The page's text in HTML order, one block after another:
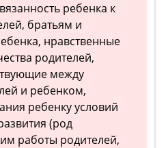
ребенка к
братьям и
нравственные
родителей,
между
и ребенком,
ребенку условий
(род
работы родителей,